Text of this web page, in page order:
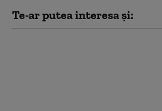
Te-ar putea interesa și: